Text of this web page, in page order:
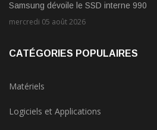
Samsung dévoile le SSD interne 990
mercredi 05 août 2026
CATÉGORIES POPULAIRES
Matériels
Logiciels et Applications